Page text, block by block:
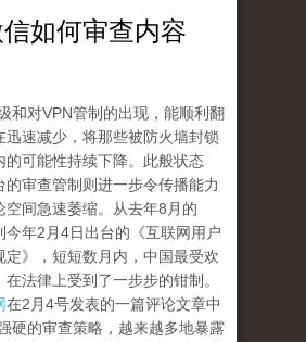
如何审查内容
和对VPN管制的出现，能顺利翻
迅速减少，将那些被防火墙封锁
的可能性持续下降。此般状态
的审查管制则进一步令传播能力
空间急速萎缩。从去年8月的
今年2月4日出台的《互联网用户
定》，短短数月内，中国最受欢
法律上受到了一步步的钳制。
在2月4号发表的一篇评论文章中
硬的审查策略，越来越多地暴露